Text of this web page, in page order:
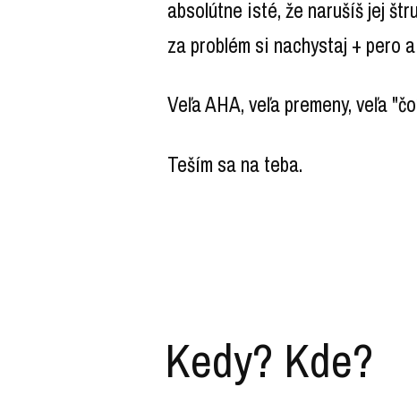
absolútne isté, že narušíš jej
za problém si nachystaj + pero
Veľa AHA, veľa premeny, veľa
Teším sa na teba.
Kedy? Kde?